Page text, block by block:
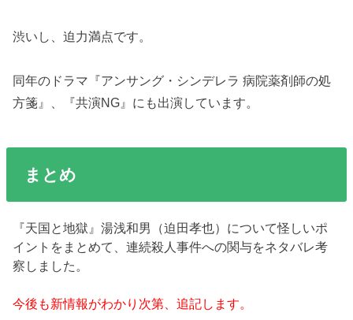
渋いし、迫力満点です。
同年のドラマ『アンサング・シンデレラ 病院薬剤師の処
方箋』、『共演NG』にも出演しています。
まとめ
『天国と地獄』湯浅和男（迫田孝也）について怪しいポ
イントをまとめて、連続殺人事件への関与をネタバレ考
察しました。
今後も新情報がわかり次第、追記します。